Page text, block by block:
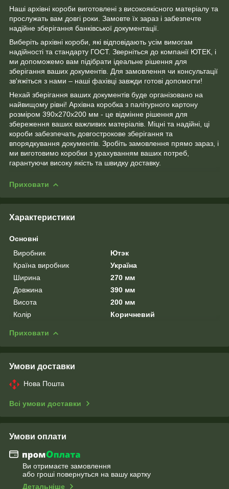
Наші архівні короби виготовлені з високоякісного матеріалу та
прослужать вам довгі роки. Замовте їх зараз і забезпечте
надійне зберігання банківської документації.
Виберіть архівні короби, які відповідають усім вимогам
надійності та стандарту ГОСТ. Зверніться до компанії ЮТЕК, і
ми допоможемо вам підібрати ідеальне рішення для
зберігання ваших документів. Для замовлення чи консультації
зв'яжіться з нами – наші фахівці завжди готові допомогти!
Нехай зберігання ваших документів буде організовано на
найвищому рівні! Архівна коробка з палітурного картону
розміром 390х270х200 мм - це відмінне рішення для
збереження ваших важливих матеріалів. Міцні та надійні, ці
короби забезпечать довгострокове зберігання та
впорядкування документів. Зробіть замовлення прямо зараз, і
ми виготовимо коробки з урахуванням ваших потреб,
гарантуючи високу якість та швидку доставку.
Приховати
Характеристики
Основні
Виробник
Ютэк
Країна виробник
Україна
Ширина
270 мм
Довжина
390 мм
Висота
200 мм
Колір
Коричневий
Приховати
Умови доставки
Нова Пошта
Всі умови доставки
Умови оплати
Ви отримаєте замовлення
або гроші повернуться на вашу картку
Детальніше